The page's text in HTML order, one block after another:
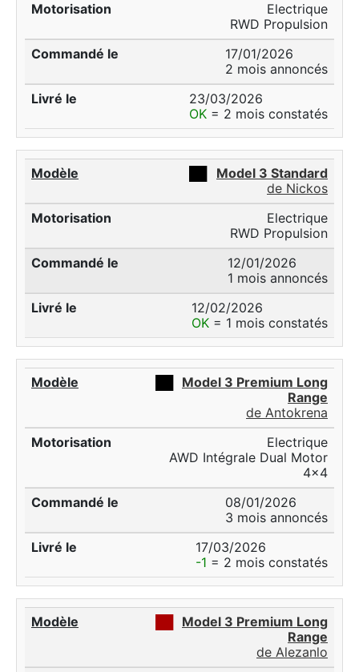
Electrique
RWD Propulsion
17/01/2026
2 mois annoncés
23/03/2026
OK = 2 mois constatés
Model 3 Standard
de Nickos
Electrique
RWD Propulsion
12/01/2026
1 mois annoncés
12/02/2026
OK = 1 mois constatés
Model 3 Premium Long
Range
de Antokrena
Electrique
AWD Intégrale Dual Motor
4x4
08/01/2026
3 mois annoncés
17/03/2026
-1 = 2 mois constatés
Model 3 Premium Long
Range
de Alezanlo